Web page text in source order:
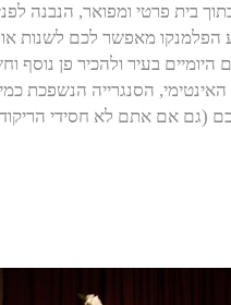
בית פרטי ומפואר, הנבנה
מופע הפלמנקו מאפשר לכם לשנות
בעיר ולהכיר פן נוסף
הסנגרייה הנשפכת
(גם אם אתם לא חסידי